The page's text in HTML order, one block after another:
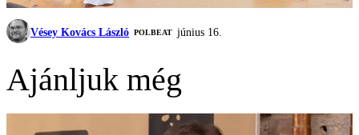
Vésey Kovács László ‎POLBEAT június 16.
Ajánljuk még